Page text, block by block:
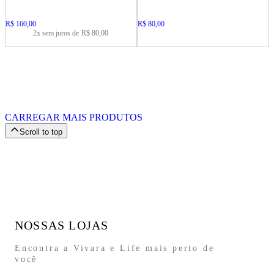
Price:
R$ 160,00
2x sem juros de R$ 80,00
Price:
R$ 80,00
CARREGAR MAIS PRODUTOS
Scroll to top
NOSSAS LOJAS
Encontra a Vivara e Life mais perto de
você